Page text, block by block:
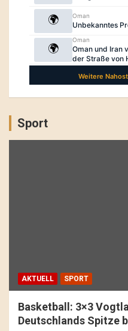
Sport
AKTUELL SPORT
Basketball: 3×3
Deutschlands Spitze